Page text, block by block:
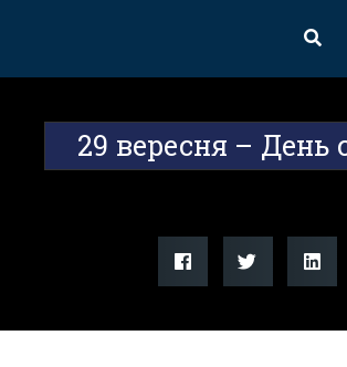
29 вересня – День